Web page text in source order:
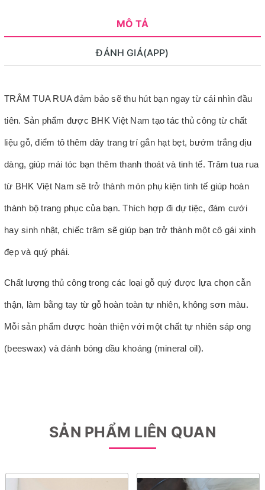
MÔ TẢ
ĐÁNH GIÁ(APP)
TRÂM TUA RUA đảm bảo sẽ thu hút bạn ngay từ cái nhìn đầu
tiên. Sản phẩm được BHK Việt Nam tạo tác thủ công từ chất
liệu gỗ, điểm tô thêm dây trang trí gắn hạt bẹt, bướm trắng dịu
dàng, giúp mái tóc bạn thêm thanh thoát và tinh tế. Trâm tua rua
từ BHK Việt Nam sẽ trở thành món phụ kiện tinh tế giúp hoàn
thành bộ trang phục của bạn. Thích hợp đi dự tiệc, đám cưới
hay sinh nhật, chiếc trâm sẽ giúp bạn trở thành một cô gái xinh
đẹp và quý phái.
Chất lượng thủ công trong các loại gỗ quý được lựa chọn cẫn
thận, làm bằng tay từ gỗ hoàn toàn tự nhiên, không sơn màu.
Mỗi sản phẩm được hoàn thiện với một chất tự nhiên sáp ong
(beeswax) và đánh bóng dầu khoáng (mineral oil).
SẢN PHẨM LIÊN QUAN